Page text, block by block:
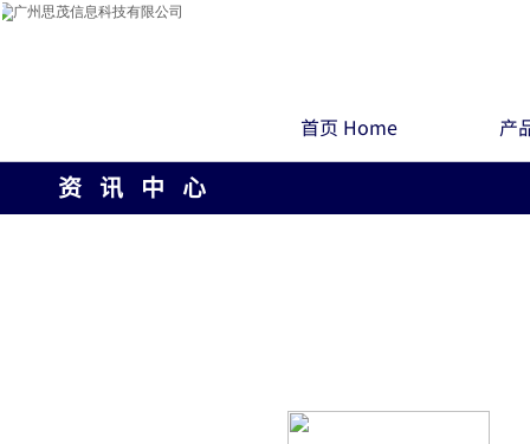
首页 Home 产
资 讯 中 心